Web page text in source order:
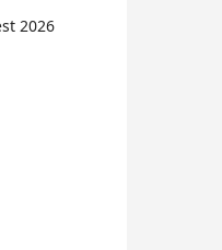
2026